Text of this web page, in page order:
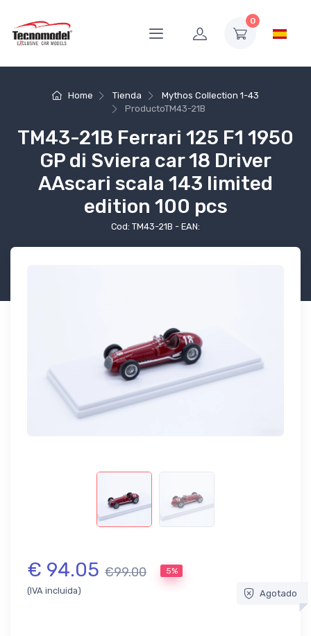
0
Home Tienda
Mythos Collection 1-43
ProductoTM43-21B
TM43-21B Ferrari 125 F1 1950
GP di Sviera car 18 Driver
AAscari scala 143 limited
edition 100 pcs
Cod: TM43-21B - EAN:
€ 94.05 €99.00 5%
(IVA incluida) Agotado